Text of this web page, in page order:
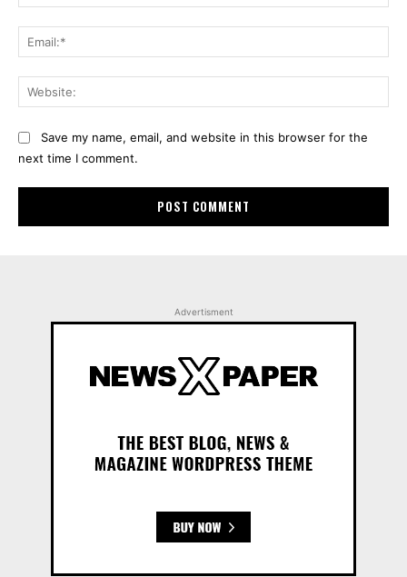
Save my name, email, and website in this browser for the
next time I comment.
Advertisment